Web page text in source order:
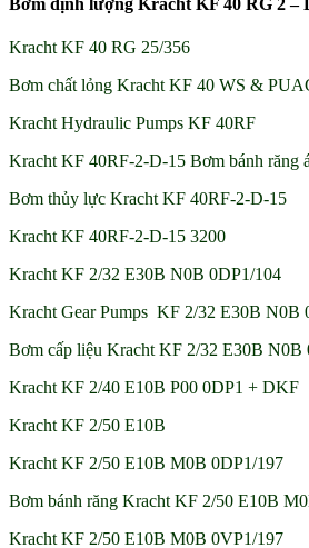
Bơm định lượng Kracht KF 40 RG 2 –
Kracht KF 40 RG 25/356
Bơm chất lỏng Kracht KF 40 WS &
Kracht Hydraulic Pumps KF 40RF
Kracht KF 40RF-2-D-15 Bơm bánh răng
Bơm thủy lực Kracht KF 40RF-2-D-15
Kracht KF 40RF-2-D-15 3200
Kracht KF 2/32 E30B N0B 0DP1/104
Kracht Gear Pumps KF 2/32 E30B N0B
Bơm cấp liệu Kracht KF 2/32 E30B N0B
Kracht KF 2/40 E10B P00 0DP1 + DKF
Kracht KF 2/50 E10B
Kracht KF 2/50 E10B M0B 0DP1/197
Bơm bánh răng Kracht KF 2/50 E10B
Kracht KF 2/50 E10B M0B 0VP1/197